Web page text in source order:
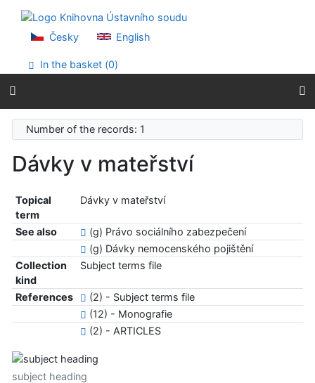
Go to menu
Accessibility declaration
Česky English
In the basket (0)
Number of the records: 1
Dávky v mateřství
Topical
term
Dávky v mateřství
See also
(g) Právo sociálního zabezpečení
(g) Dávky nemocenského pojištění
Collection
kind
Subject terms file
References
(2) - Subject terms file
(12) - Monografie
(2) - ARTICLES
subject heading